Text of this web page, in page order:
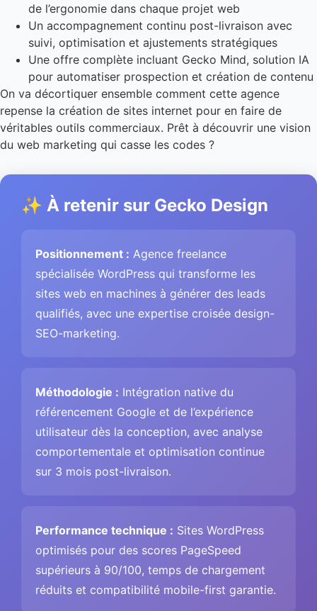
de l’ergonomie dans chaque projet web
Un accompagnement continu post-livraison avec
suivi, optimisation et ajustements stratégiques
Une offre complète incluant Gecko Mind, solution IA
pour automatiser prospection et création de contenu
On va décortiquer ensemble comment cette agence
repense la création de sites internet pour en faire de
véritables outils commerciaux. Prêt à découvrir une vision
du web marketing qui casse les codes ?
✨ À retenir sur Gecko Design
Positionnement : Agence freelance
spécialisée WordPress qui transforme les
sites web en machines à générer des leads
qualifiés, avec une expertise croisée design-
SEO-marketing.
Méthodologie : Intégration native du
référencement Google et de l’expérience
utilisateur dès la conception, avec analyse
comportementale et optimisation continue
sur 3 mois post-livraison.
Performance technique : Sites WordPress
optimisés pour des scores PageSpeed
supérieurs à 90/100, temps de chargement
réduits et compatibilité mobile-first garantie.